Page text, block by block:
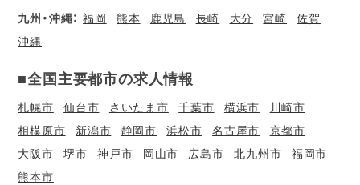
九州・沖縄： 福岡 熊本 鹿児島 長崎 大分 宮崎
佐賀
沖縄
■全国主要都市の求人情報
札幌市 仙台市 さいたま市 千葉市 横浜市
川崎市
相模原市
新潟市 静岡市 浜松市 名古屋市
京都市
大阪市
堺市 神戸市 岡山市 広島市 北九州市
福岡市
熊本市